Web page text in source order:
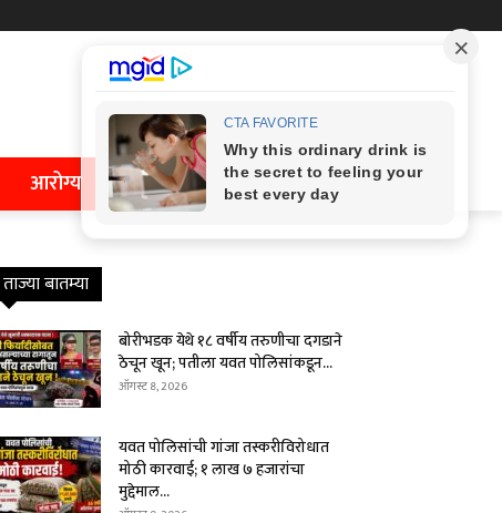
आरोग्य
ताज्या बातम्या
बोरीभडक येथे १८ वर्षीय तरुणीचा दगडाने
ठेचून खून; पतीला यवत पोलिसांकडून...
ऑगस्ट 8, 2026
यवत पोलिसांची गांजा तस्करीविरोधात
मोठी कारवाई; १ लाख ७ हजारांचा
मुद्देमाल...